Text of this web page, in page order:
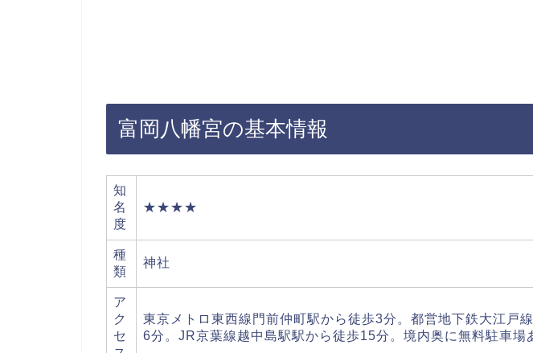
富岡八幡宮の基本情報
知
名
度
★★★★
種
類
神社
ア
ク
セ
東京メトロ東西線門前仲町駅から徒歩3分。都営地下鉄大江戸
6分。JR京葉線越中島駅駅から徒歩15分。境内奥に無料駐車場